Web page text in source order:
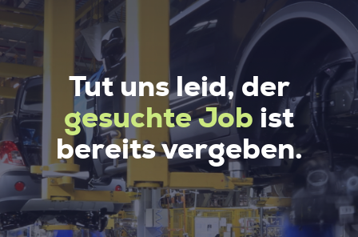
Tut uns leid, der
gesuchte Job ist
bereits vergeben.